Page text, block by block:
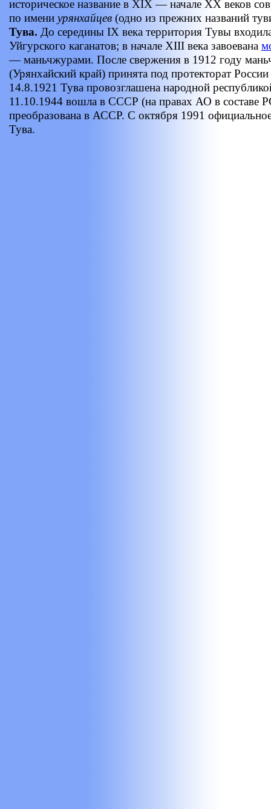
историческое название в XIX — начале XX веков
по имени урянхайцев (одно из прежних названий
Тува. До середины IX века территория Тувы
Уйгурского каганатов; в начале XIII века завоевана
— маньчжурами. После свержения в 1912 году
(Урянхайский край) принята под протекторат
14.8.1921 Тува провозглашена народной
11.10.1944 вошла в СССР (на правах АО в составе
преобразована в АССР. С октября 1991
Тува.